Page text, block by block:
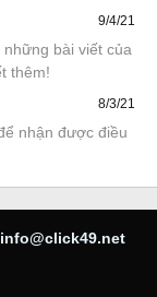
9/4/21
bài viết của
thêm!
8/3/21
nhận được điều
info@click49.net